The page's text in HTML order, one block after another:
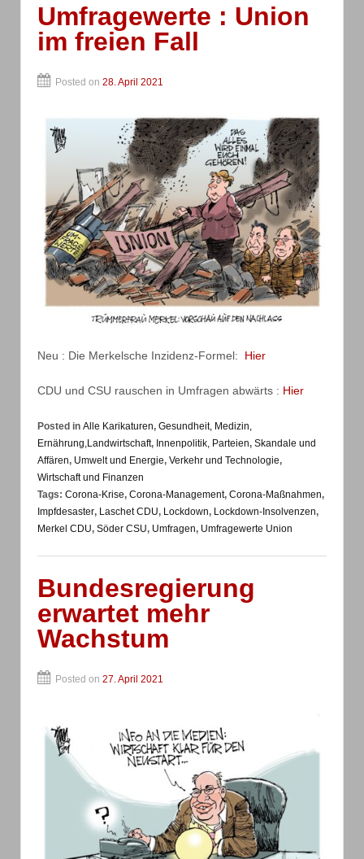
Umfragewerte : Union
im freien Fall
Posted on 28. April 2021
Neu : Die Merkelsche Inzidenz-Formel: Hier
CDU und CSU rauschen in Umfragen abwärts : Hier
Posted in Alle Karikaturen, Gesundheit, Medizin,
Ernährung,Landwirtschaft, Innenpolitik, Parteien, Skandale und
Affären, Umwelt und Energie, Verkehr und Technologie,
Wirtschaft und Finanzen
Tags: Corona-Krise, Corona-Management, Corona-Maßnahmen,
Impfdesaster, Laschet CDU, Lockdown, Lockdown-Insolvenzen,
Merkel CDU, Söder CSU, Umfragen, Umfragewerte Union
Bundesregierung
erwartet mehr
Wachstum
Posted on 27. April 2021